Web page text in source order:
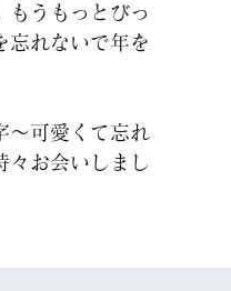
もうもっとびっ
忘れないで年を
～可愛くて忘れ
々お会いしまし